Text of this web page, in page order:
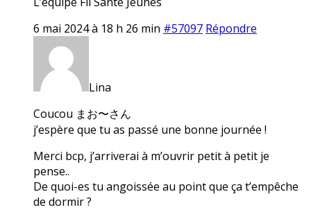
6 mai 2024 à 18 h 26 min #57097 Répondre
Lina
Coucou まお〜さん
j’espère que tu as passé une bonne journée !
Merci bcp, j’arriverai à m’ouvrir petit à petit je
pense..
De quoi-es tu angoissée au point que ça t’empêche
de dormir ?